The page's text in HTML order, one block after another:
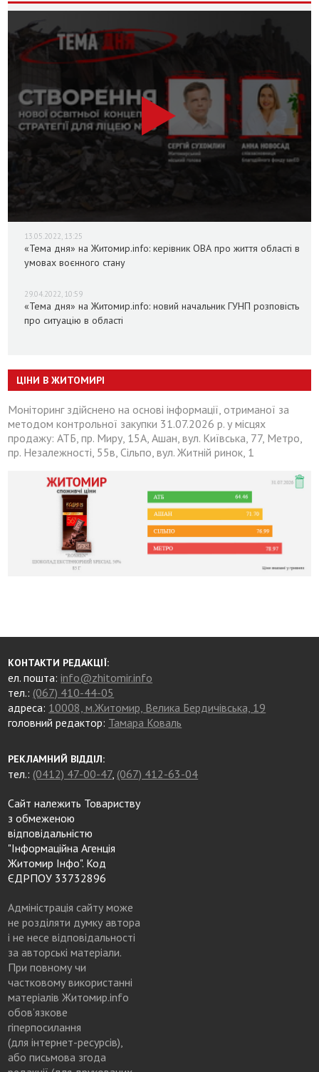
13.05.2022, 13:25
«Тема дня» на Житомир.info: керівник ОВА про життя області в
умовах воєнного стану
29.04.2022, 10:59
«Тема дня» на Житомир.info: новий начальник ГУНП розповість
про ситуацію в області
ЦІНИ В ЖИТОМИРІ
Моніторинг здійснено на основі інформації, отриманої за
методом контрольної закупки 31.07.2026 р. у місцях
продажу: АТБ, пр. Миру, 15А, Ашан, вул. Київська, 77, Метро,
пр. Незалежності, 55в, Сільпо, вул. Житній ринок, 1
КОНТАКТИ РЕДАКЦІЇ:
ел. пошта:info@zhitomir.info
тел.: (067) 410-44-05
адреса: 10008, м.Житомир, Велика Бердичівська, 19
головний редактор: Тамара Коваль
РЕКЛАМНИЙ ВІДДІЛ:
тел.: (0412) 47-00-47, (067) 412-63-04
Сайт належить Товариству
з обмеженою
відповідальністю
"Інформаційна Агенція
Житомир Інфо". Код
ЄДРПОУ 33732896
Адміністрація сайту може
не розділяти думку автора
і не несе відповідальності
за авторські матеріали.
При повному чи
частковому використанні
матеріалів Житомир.info
обов’язкове
гіперпосилання
(для інтернет-ресурсів),
або письмова згода